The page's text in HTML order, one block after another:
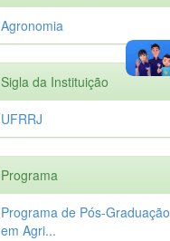
Agronomia
Sigla da Instituição
UFRRJ
Programa
Programa de Pós-Graduação
em Agri...